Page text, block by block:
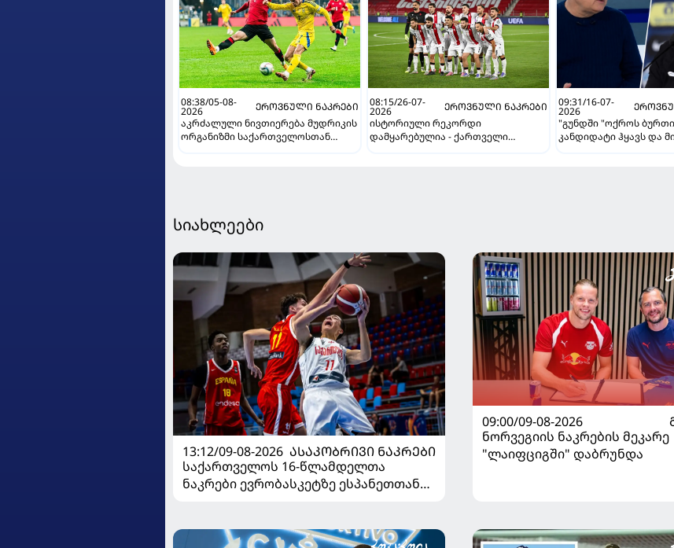
08:38/05-08-
2026
ᲔᲠᲝᲕᲜᲣᲚᲘ ᲜᲐᲙᲠᲔᲑᲘ
აკრძალული ნივთიერება მუდრიკის
ორგანიზმი საქართველოსთან
08:15/26-07-
2026
ᲔᲠᲝᲕᲜᲣᲚᲘ ᲜᲐᲙᲠᲔᲑᲘ
ისტორიული რეკორდი
დამყარებულია - ქართველი
09:31/16-07-
2026
"გუნდში "ოქროს
კანდიდატი ჰყავს და
სიახლეები
13:12/09-08-2026 ᲐᲡᲐᲙᲝᲑᲠᲘᲕᲘ ᲜᲐᲙᲠᲔᲑᲘ
საქართველოს 16-წლამდელთა
ნაკრები ევრობასკეტზე ესპანეთთან
09:00/09-08-2026
ნორვეგიის ნაკრების მეკარე
"ლაიფციგში" დაბრუნდა